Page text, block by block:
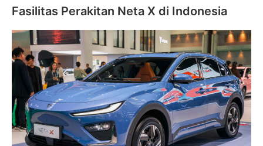
Fasilitas Perakitan Neta X di Indonesia